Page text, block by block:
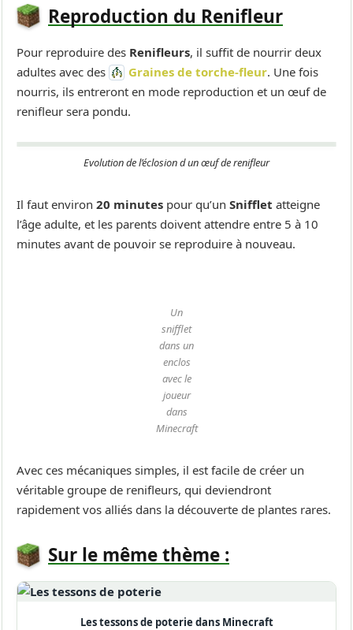
Reproduction du Renifleur
Pour reproduire des Renifleurs, il suffit de nourrir deux
adultes avec des
Graines de torche-fleur. Une fois
nourris, ils entreront en mode reproduction et un œuf de
renifleur sera pondu.
Evolution de l’éclosion d un œuf de renifleur
Il faut environ 20 minutes pour qu’un Snifflet atteigne
l’âge adulte, et les parents doivent attendre entre 5 à 10
minutes avant de pouvoir se reproduire à nouveau.
Un
snifflet
dans un
enclos
avec le
joueur
dans
Minecraft
Avec ces mécaniques simples, il est facile de créer un
véritable groupe de renifleurs, qui deviendront
rapidement vos alliés dans la découverte de plantes rares.
Sur le même thème :
Les tessons de poterie dans Minecraft